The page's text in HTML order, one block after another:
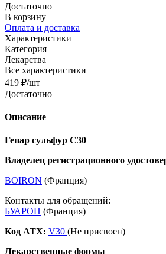
Достаточно
В корзину
Оплата и доставка
Характеристики
Категория
Лекарства
Все характеристики
419 ₽/шт
Достаточно
Описание
Гепар сульфур С30
Владелец регистрационного
BOIRON (Франция)
Контакты для обращений:
БУАРОН (Франция)
Код ATX: V30 (Не присвоен)
Лекарственные формы